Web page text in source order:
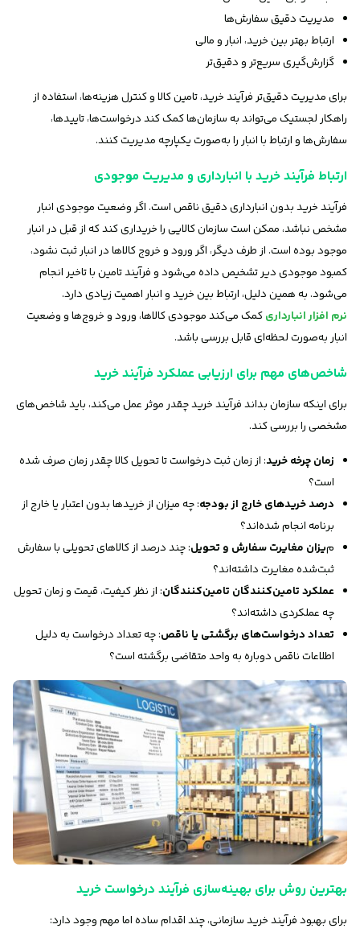
مدیریت دقیق سفارش‌ها
ارتباط بهتر بین خرید، انبار و مالی
گزارش‌گیری سریع‌تر و دقیق‌تر
برای مدیریت دقیق‌تر فرآیند خرید، تامین کالا و کنترل هزینه‌ها، استفاده از
راهکار لجستیک می‌تواند به سازمان‌ها کمک کند درخواست‌ها، تاییدها،
سفارش‌ها و ارتباط با انبار را به‌صورت یکپارچه مدیریت کنند.
ارتباط فرآیند خرید با انبارداری و مدیریت موجودی
فرآیند خرید بدون انبارداری دقیق ناقص است. اگر وضعیت موجودی انبار
مشخص نباشد، ممکن است سازمان کالایی را خریداری کند که از قبل در انبار
موجود بوده است. از طرف دیگر، اگر ورود و خروج کالاها در انبار ثبت نشود،
کمبود موجودی دیر تشخیص داده می‌شود و فرآیند تامین با تاخیر انجام
می‌شود. به همین دلیل، ارتباط بین خرید و انبار اهمیت زیادی دارد.
نرم افزار انبارداریکمک می‌کند موجودی کالاها، ورود و خروج‌ها و وضعیت
انبار به‌صورت لحظه‌ای قابل بررسی باشد.
شاخص‌های مهم برای ارزیابی عملکرد فرآیند خرید
برای اینکه سازمان بداند فرآیند خرید چقدر موثر عمل می‌کند، باید شاخص‌های
مشخصی را بررسی کند.
زمان چرخه خرید: از زمان ثبت درخواست تا تحویل کالا چقدر زمان صرف شده
است؟
درصد خریدهای خارج از بودجه: چه میزان از خریدها بدون اعتبار یا خارج از
برنامه انجام شده‌اند؟
میزان مغایرت سفارش و تحویل: چند درصد از کالاهای تحویلی با سفارش
ثبت‌شده مغایرت داشته‌اند؟
عملکرد تامین‌کنندگان تامین‌کنندگان: از نظر کیفیت، قیمت و زمان تحویل
چه عملکردی داشته‌اند؟
تعداد درخواست‌های برگشتی یا ناقص: چه تعداد درخواست به دلیل
اطلاعات ناقص دوباره به واحد متقاضی برگشته است؟
بهترین روش برای بهینه‌سازی فرآیند درخواست خرید
برای بهبود فرآیند خرید سازمانی، چند اقدام ساده اما مهم وجود دارد: